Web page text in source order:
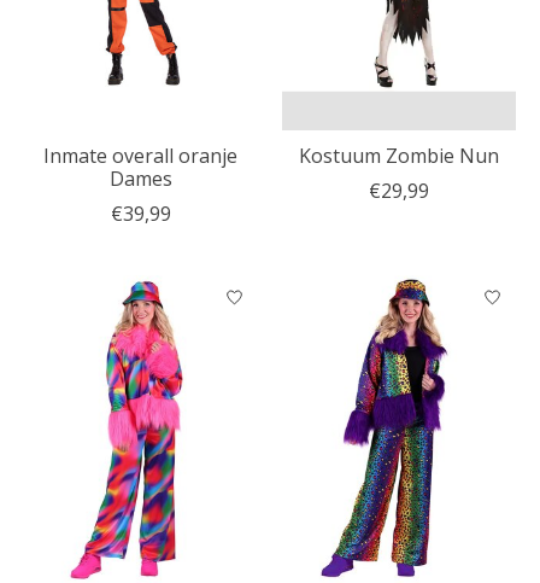
Inmate overall oranje
Dames
€39,99
Kostuum Zombie Nun
€29,99